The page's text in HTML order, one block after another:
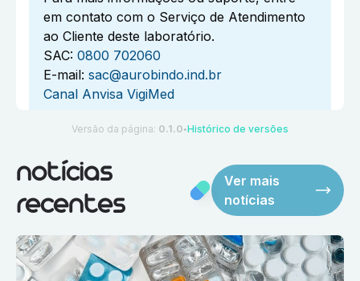
em contato com o Serviço de Atendimento
ao Cliente deste laboratório.
SAC: 0800 702060
E-mail: sac@aurobindo.ind.br
Canal Anvisa VigiMed
Versão da página: 0.1.0 ●Histórico de versões
notícias
recentes
Ver mais
notícias